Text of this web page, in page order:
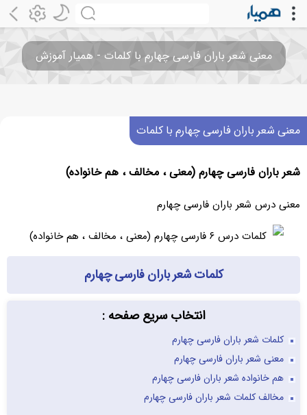
معنی شعر باران فارسی چهارم با کلمات - همیار آموزش
معنی شعر باران فارسی چهارم با کلمات
شعر باران فارسی چهارم (معنی ، مخالف ، هم خانواده)
معنی درس شعر باران فارسی چهارم
کلمات شعر باران فارسی چهارم
انتخاب سریع صفحه :
کلمات شعر باران فارسی چهارم
معنی شعر باران فارسی چهارم
هم خانواده شعر باران فارسی چهارم
مخالف کلمات شعر باران فارسی چهارم